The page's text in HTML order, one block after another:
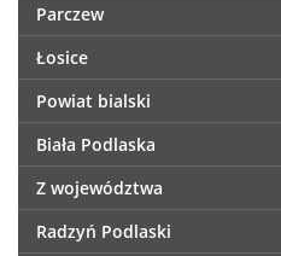
Parczew
Łosice
Powiat bialski
Biała Podlaska
Z województwa
Radzyń Podlaski